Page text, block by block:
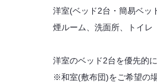
洋室(ベッド2台・簡易ベッ
煙ルーム、洗面所、トイレ
洋室のベッド2台を優先的
※和室(敷布団)をご希望の